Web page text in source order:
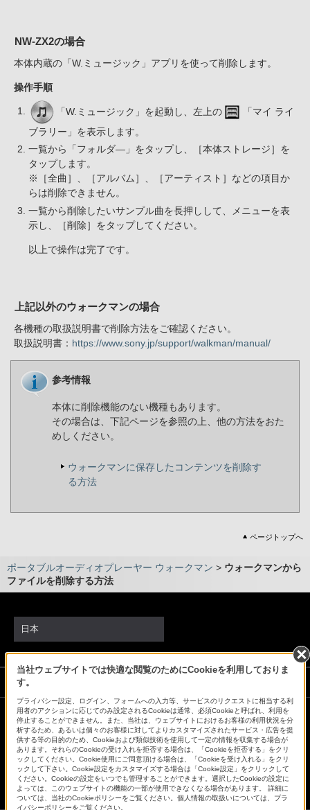
NW-ZX2の場合
本体内蔵の「W.ミュージック」アプリを使って削除します。
操作手順
「W.ミュージック」を起動し、左上の
「マイ ライ
ブラリー」を表示します。
一覧から「フォルダ―」をタップし、［本体ストレージ］を
タップします。
※［全曲］、［アルバム］、［アーティスト］などの項目か
らは削除できません。
一覧から削除したいサンプル曲を長押しして、メニューを表
示し、［削除］をタップしてください。
以上で操作は完了です。
上記以外のウォークマンの場合
各機種の取扱説明書で削除方法をご確認ください。
取扱説明書： https://www.sony.jp/support/walkman/manual/
参考情報
本体に削除機能のない機種もあります。
その場合は、下記ページを参照の上、他の方法をおた
めしください。
ウォークマンに保存したコンテンツを削除す
る方法
ページトップへ
ポータブルオーディオプレーヤー ウォークマン > ウォークマンから
ファイルを削除する方法
当社ウェブサイトでは快適な閲覧のためにCookieを利用しておりま
す。
プライバシー設定、ログイン、フォームへの入力等、サービスのリクエストに相当する利
用者のアクションに応じてのみ設定されるCookieは通常、必須Cookieと呼ばれ、利用を
停止することができません。また、当社は、ウェブサイトにおけるお客様の利用状況を分
析するため、あるいは個々のお客様に対してよりカスタマイズされたサービス・広告を提
供する等の目的のため、Cookieおよび類似技術を使用して一定の情報を収集する場合が
あります。それらのCookieの受け入れを拒否する場合は、「Cookieを拒否する」をクリ
ックしてください。Cookie使用にご同意頂ける場合は、「Cookieを受け入れる」をクリ
ックして下さい。Cookie設定をカスタマイズする場合は「Cookie設定」をクリックして
ください。Cookieの設定をいつでも管理することができます。選択したCookieの設定に
よっては、このウェブサイトの機能の一部が使用できなくなる場合があります。 詳細に
ついては、当社のCookieポリシーをご覧ください。個人情報の取扱いについては、プラ
イバシーポリシーをご覧ください。
日本
ソニーストアでのお買い物にあたって
会社情報 採用情報 特約店のご案内
ニュースリリース
環境情報
My Sony 利用規約